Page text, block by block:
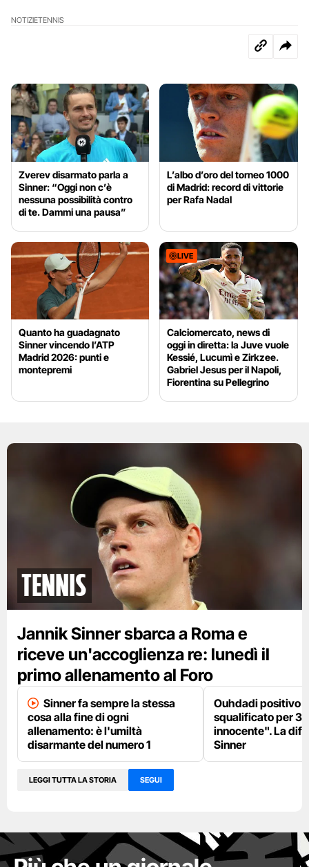
NOTIZIETENNIS
Zverev disarmato parla a
Sinner: “Oggi non c’è
nessuna possibilità contro
di te. Dammi una pausa”
L’albo d’oro del torneo 1000
di Madrid: record di vittorie
per Rafa Nadal
Quanto ha guadagnato
Sinner vincendo l’ATP
Madrid 2026: punti e
montepremi
LIVE
Calciomercato, news di
oggi in diretta: la Juve vuole
Kessié, Lucumì e Zirkzee.
Gabriel Jesus per il Napoli,
Fiorentina su Pellegrino
tennis
Jannik Sinner sbarca a Roma e
riceve un'accoglienza re: lunedì il
primo allenamento al Foro
Sinner fa sempre la stessa
cosa alla fine di ogni
allenamento: è l'umiltà
disarmante del numero 1
Ouhdadi positivo
squalificato per 3
innocente". La
Sinner
LEGGI TUTTA LA STORIA SEGUI